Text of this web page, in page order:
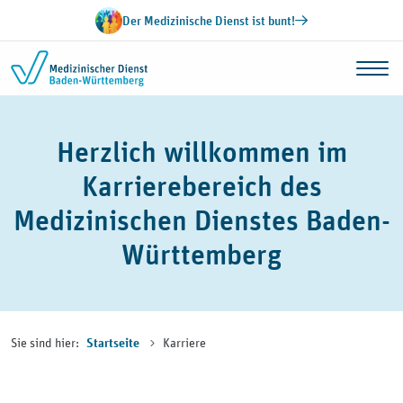
Zum Inhalt springenDer Medizinische Dienst ist bunt!
Herzlich willkommen im
Karrierebereich des
Medizinischen Dienstes Baden-
Württemberg
Sie sind hier: Startseite Karriere